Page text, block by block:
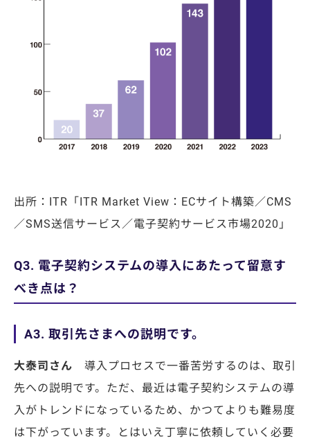
出所：ITR「ITR Market View：ECサイト構築／CMS
／SMS送信サービス／電子契約サービス市場2020」
Q3. 電子契約システムの導入にあたって留意す
べき点は？
A3. 取引先さまへの説明です。
大泰司さん 導入プロセスで一番苦労するのは、取引
先への説明です。ただ、最近は電子契約システムの導
入がトレンドになっているため、かつてよりも難易度
は下がっています。とはいえ丁寧に依頼していく必要